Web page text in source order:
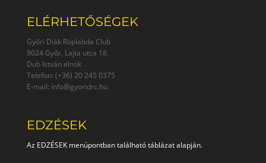
ELÉRHETŐSÉGEK
Győri Diák Röplabda Club
9024 Győr, Lajta utca 18.
Dub István elnök
Telefon: (+36) 20 245 0375
E-mail: info@gyoridrc.hu
EDZÉSEK
Az EDZÉSEK menüpontban található táblázat alapján.